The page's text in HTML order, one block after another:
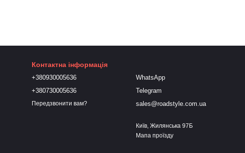
Контактна інформація
+380930005636
+380730005636
Передзвонити вам?
WhatsApp
Telegram
sales@roadstyle.com.ua
Київ, Жилянська 97Б
Мапа проїзду